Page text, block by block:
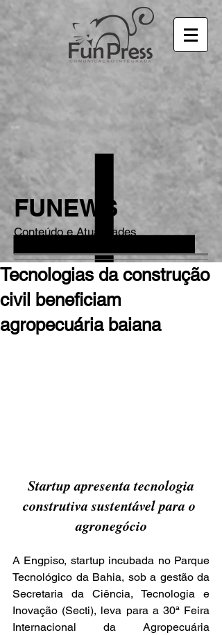
FUNEWS
Conteúdo e Atualidades
Tecnologias da construção
civil beneficiam
agropecuária baiana
Startup apresenta tecnologia
construtiva sustentável para o
agronegócio
A Engpiso, startup incubada no Parque
Tecnológico da Bahia, sob a gestão da
Secretaria da Ciência, Tecnologia e
Inovação (Secti), leva para a 30ª Feira
Internacional da Agropecuária